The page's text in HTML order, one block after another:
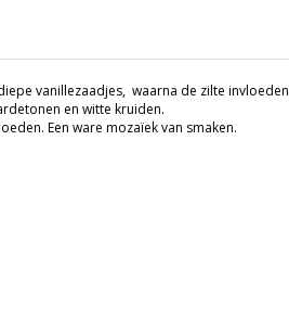
vanillezaadjes, waarna de zilte
en witte kruiden.
Een ware mozaïek van smaken.